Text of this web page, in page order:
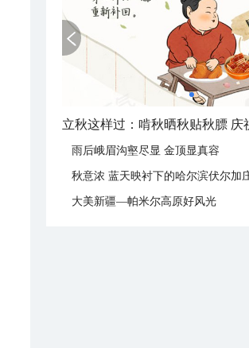
立秋节气：北方逐渐转凉 南方
雨后峨眉沟壑尽显 金顶显真容
秋意浓 蓝天映衬下的哈尔滨伏尔加
大美新疆—帕米尔高原好风光